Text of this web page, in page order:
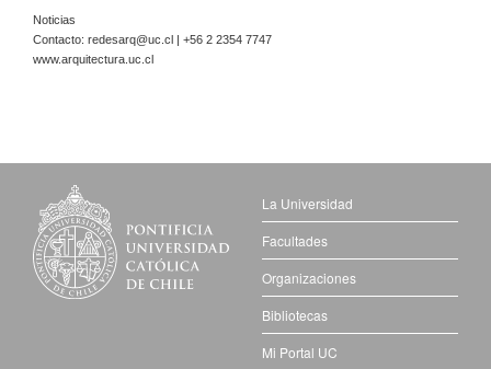
Noticias
Contacto: redesarq@uc.cl | +56 2 2354 7747
www.arquitectura.uc.cl
La Universidad
Facultades
Organizaciones
Bibliotecas
Mi Portal UC